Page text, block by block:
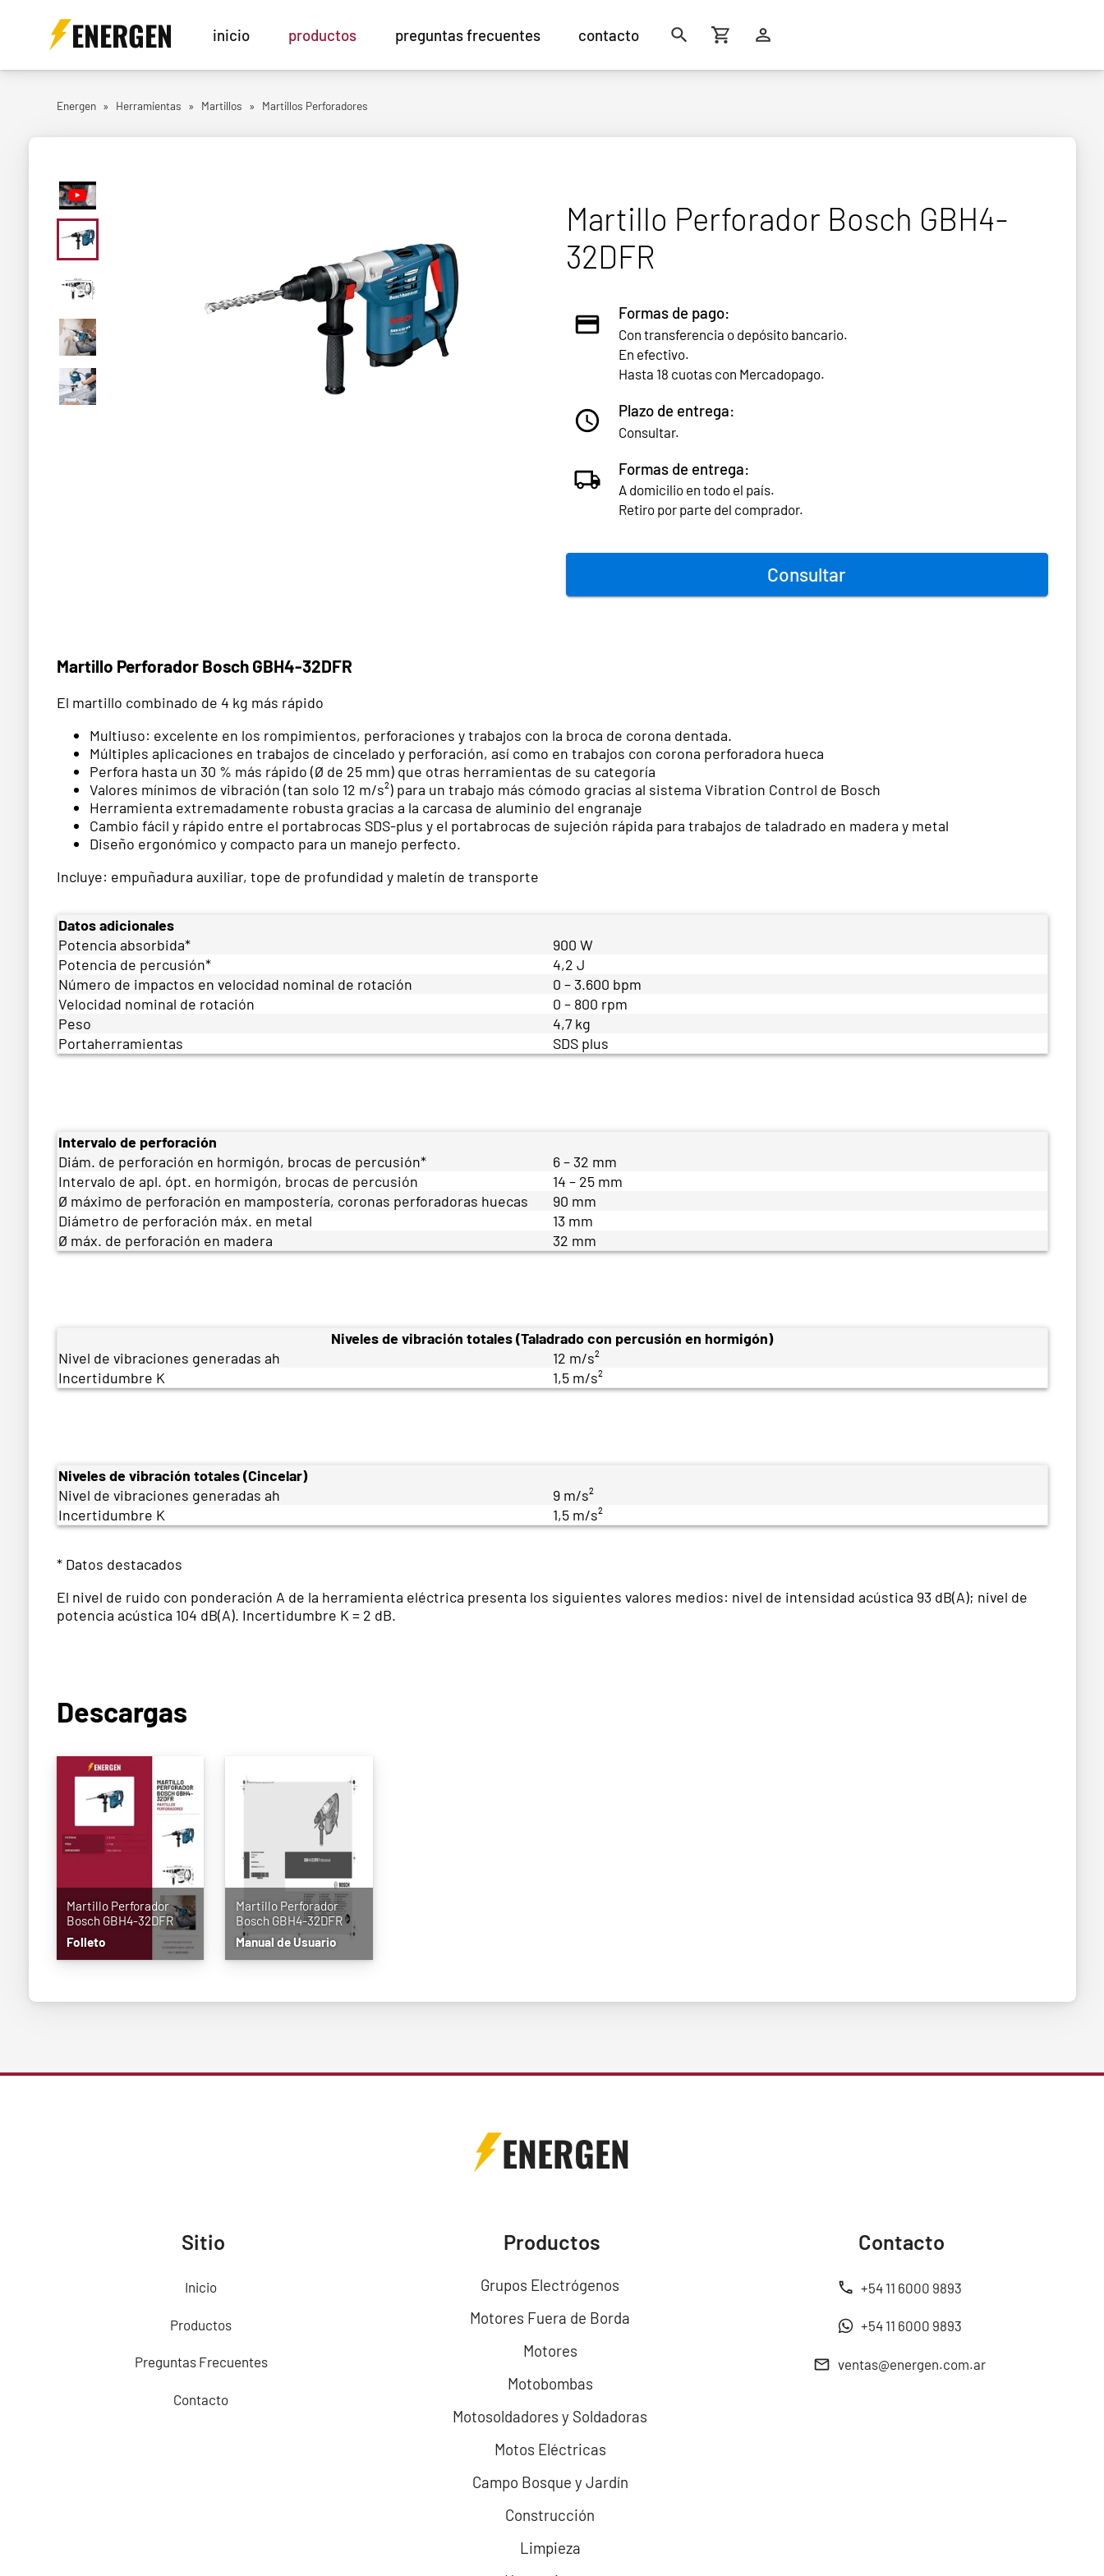
ENERGEN inicio productos preguntas frecuentes contacto
Energen » Herramientas » Martillos » Martillos Perforadores
Martillo Perforador Bosch GBH4-
32DFR
Formas de pago:
Con transferencia o depósito bancario.
En efectivo.
Hasta 18 cuotas con Mercadopago.
Plazo de entrega:
Consultar.
Formas de entrega:
A domicilio en todo el país.
Retiro por parte del comprador.
Consultar
Martillo Perforador Bosch GBH4-32DFR
El martillo combinado de 4 kg más rápido
Multiuso: excelente en los rompimientos, perforaciones y trabajos con la broca de corona dentada.
Múltiples aplicaciones en trabajos de cincelado y perforación, así como en trabajos con corona perforadora hueca
Perfora hasta un 30 % más rápido (Ø de 25 mm) que otras herramientas de su categoría
Valores mínimos de vibración (tan solo 12 m/s²) para un trabajo más cómodo gracias al sistema Vibration Control de Bosch
Herramienta extremadamente robusta gracias a la carcasa de aluminio del engranaje
Cambio fácil y rápido entre el portabrocas SDS-plus y el portabrocas de sujeción rápida para trabajos de taladrado en madera y metal
Diseño ergonómico y compacto para un manejo perfecto.
Incluye: empuñadura auxiliar, tope de profundidad y maletín de transporte
Datos adicionales
Potencia absorbida*
900 W
Potencia de percusión*
4,2 J
Número de impactos en velocidad nominal de rotación
0 – 3.600 bpm
Velocidad nominal de rotación
0 – 800 rpm
Peso
4,7 kg
Portaherramientas
SDS plus
Intervalo de perforación
Diám. de perforación en hormigón, brocas de percusión*
6 – 32 mm
Intervalo de apl. ópt. en hormigón, brocas de percusión
14 – 25 mm
Ø máximo de perforación en mampostería, coronas perforadoras huecas
90 mm
Diámetro de perforación máx. en metal
13 mm
Ø máx. de perforación en madera
32 mm
Niveles de vibración totales (Taladrado con percusión en hormigón)
Nivel de vibraciones generadas ah
12 m/s²
Incertidumbre K
1,5 m/s²
Niveles de vibración totales (Cincelar)
Nivel de vibraciones generadas ah
9 m/s²
Incertidumbre K
1,5 m/s²
* Datos destacados
El nivel de ruido con ponderación A de la herramienta eléctrica presenta los siguientes valores medios: nivel de intensidad acústica 93 dB(A); nivel de
potencia acústica 104 dB(A). Incertidumbre K = 2 dB.
Descargas
Martillo Perforador
Bosch GBH4-32DFR
Folleto
Martillo Perforador
Bosch GBH4-32DFR
Manual de Usuario
ENERGEN
Sitio
Inicio
Productos
Preguntas Frecuentes
Contacto
Productos
Grupos Electrógenos
Motores Fuera de Borda
Motores
Motobombas
Motosoldadores y Soldadoras
Motos Eléctricas
Campo Bosque y Jardín
Construcción
Limpieza
Contacto
+54 11 6000 9893
+54 11 6000 9893
ventas@energen.com.ar